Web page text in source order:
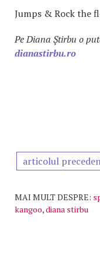
Jumps & Rock the
Pe Diana Ştirbu o
dianastirbu.ro
articolul
MAI MULT DESPRE:
kangoo,diana stirbu